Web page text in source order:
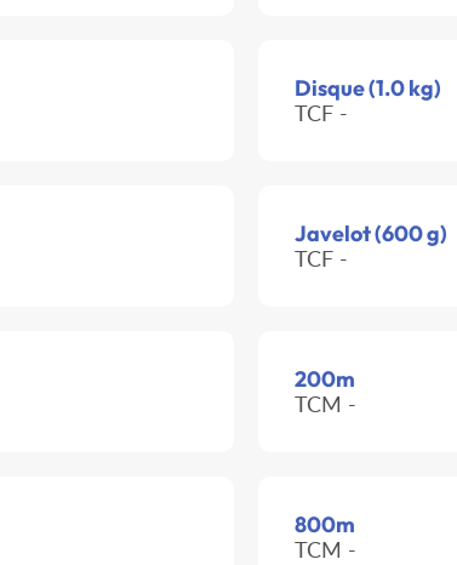
Disque (1.0 kg)
TCF -
Javelot (600 g)
TCF -
200m
TCM -
800m
TCM -